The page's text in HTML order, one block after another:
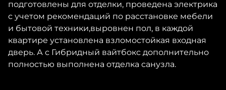
подготовлены для отделки, проведена электрика
с учетом рекомендаций по расстановке мебели
и бытовой техники,выровнен пол, в каждой
квартире установлена взломостойкая входная
дверь. А с Гибридный вайтбокс дополнительно
полностью выполнена отделка санузла.